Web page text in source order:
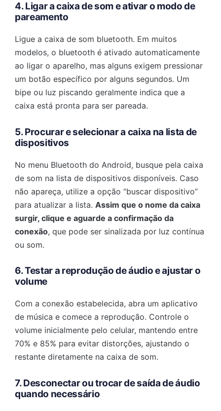
4. Ligar a caixa de som e ativar o modo de
pareamento
Ligue a caixa de som bluetooth. Em muitos
modelos, o bluetooth é ativado automaticamente
ao ligar o aparelho, mas alguns exigem pressionar
um botão específico por alguns segundos. Um
bipe ou luz piscando geralmente indica que a
caixa está pronta para ser pareada.
5. Procurar e selecionar a caixa na lista de
dispositivos
No menu Bluetooth do Android, busque pela caixa
de som na lista de dispositivos disponíveis. Caso
não apareça, utilize a opção “buscar dispositivo”
para atualizar a lista. Assim que o nome da caixa
surgir, clique e aguarde a confirmação da
conexão, que pode ser sinalizada por luz contínua
ou som.
6. Testar a reprodução de áudio e ajustar o
volume
Com a conexão estabelecida, abra um aplicativo
de música e comece a reprodução. Controle o
volume inicialmente pelo celular, mantendo entre
70% e 85% para evitar distorções, ajustando o
restante diretamente na caixa de som.
7. Desconectar ou trocar de saída de áudio
quando necessário